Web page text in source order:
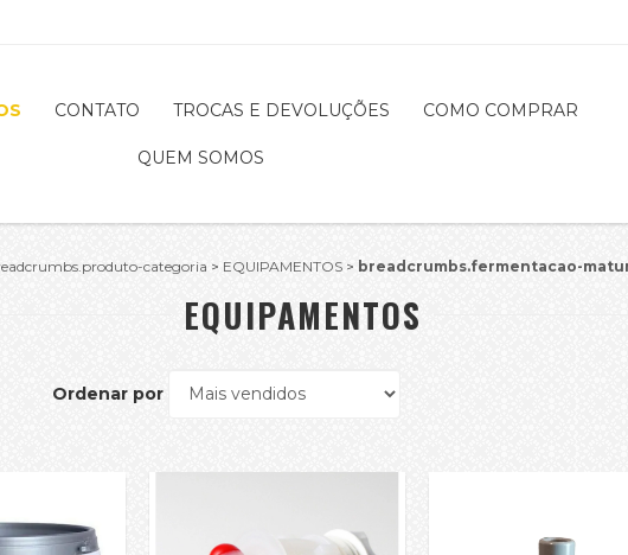
CONTATO TROCAS E DEVOLUÇÕES COMO COMPRAR
QUEM SOMOS
categoria > EQUIPAMENTOS > breadcrumbs.fermentacao-
EQUIPAMENTOS
Ordenar por